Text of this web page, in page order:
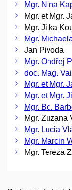
Mgr. Nina
Mgr. et Mgr.
Mgr. Jitka
Mgr.
Jan Pivoda
Mgr. Ondřej
doc. Mag.
Mgr. et Mgr.
Mgr. et Mgr.
Mgr. Bc.
Mgr. Zuzana
Mgr. Lucia
Mgr. Marcin
Mgr. Tereza